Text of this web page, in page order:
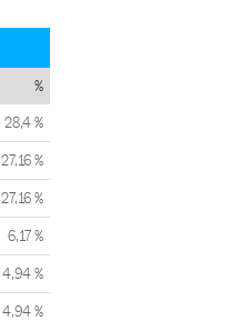
%
28,4 %
27,16 %
27,16 %
6,17 %
4,94 %
4,94 %